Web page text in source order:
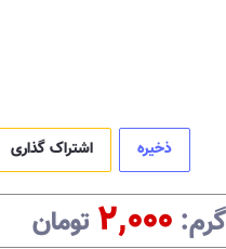
ذخیره اشتراک گذاری
:‌ ۲,۰۰۰ تومان